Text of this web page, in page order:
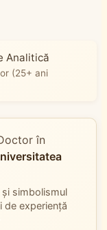
Analitică
(25+ ani
în
și simbolismul
de experiență